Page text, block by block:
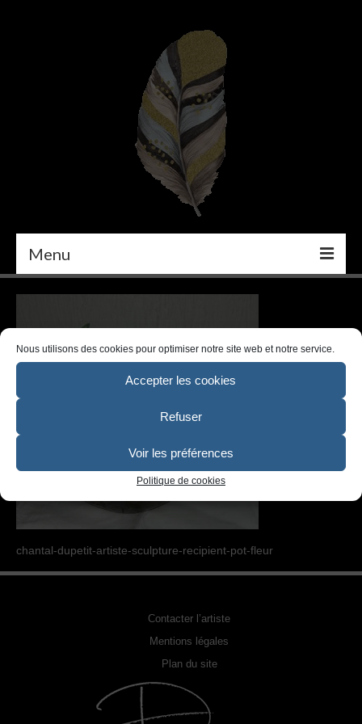
Nous utilisons des cookies pour optimiser notre site web et notre service.
Accepter les cookies
Refuser
Voir les préférences
Politique de cookies
Menu
PEINTURE
DÉCORATION INTÉRIEURE
SCULPTURE
REPRODUCTION DE PHOTO
ACQUÉRIR UNE OEUVRE
EXPOSITIONS
chantal-dupetit-artiste-sculpture-recipient-pot-fleur
Contacter l’artiste
Mentions légales
Plan du site